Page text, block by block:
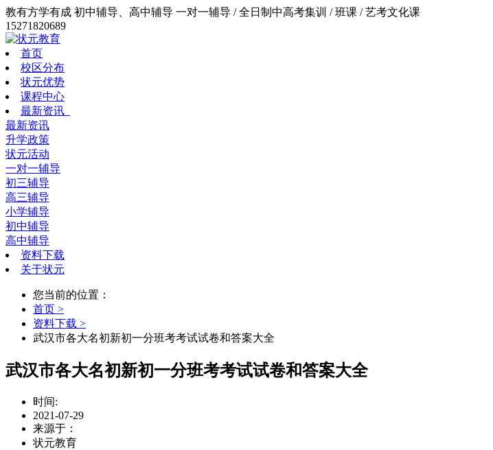
教有方学有成 初中辅导、高中辅导 一对一辅导 / 全日制中高考集训 / 班课 / 艺考文化课
15271820689
首页
校区分布
状元优势
课程中心
最新资讯
最新资讯
升学政策
状元活动
一对一辅导
初三辅导
高三辅导
小学辅导
初中辅导
高中辅导
资料下载
关于状元
您当前的位置：
首页 >
资料下载 >
武汉市各大名初新初一分班考考试试卷和答案大全
武汉市各大名初新初一分班考考试试卷和答案大全
时间:
2021-07-29
来源于：
状元教育